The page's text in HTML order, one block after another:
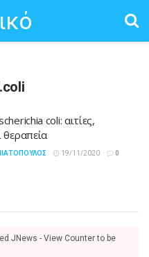
coli: αιτίες,
19/11/2020 0
JNews - View Counter to be